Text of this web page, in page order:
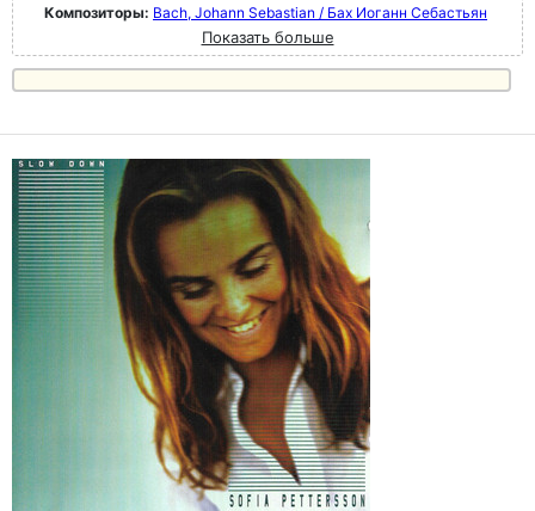
Композиторы: Bach, Johann Sebastian / Бах Иоганн Себастьян
Показать больше